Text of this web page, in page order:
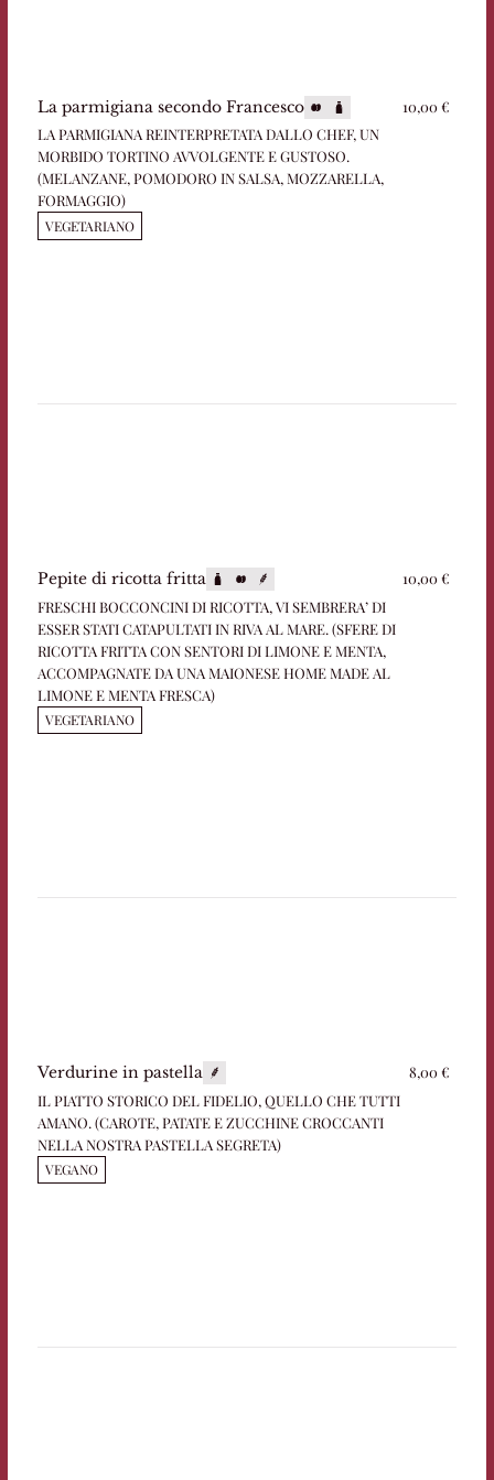
La parmigiana secondo Francesco
LA PARMIGIANA REINTERPRETATA DALLO CHEF, UN
MORBIDO TORTINO AVVOLGENTE E GUSTOSO.
(MELANZANE, POMODORO IN SALSA, MOZZARELLA,
FORMAGGIO)
VEGETARIANO
10,00 €
Pepite di ricotta fritta
FRESCHI BOCCONCINI DI RICOTTA, VI SEMBRERA’ DI
ESSER STATI CATAPULTATI IN RIVA AL MARE. (SFERE DI
RICOTTA FRITTA CON SENTORI DI LIMONE E MENTA,
ACCOMPAGNATE DA UNA MAIONESE HOME MADE AL
LIMONE E MENTA FRESCA)
VEGETARIANO
10,00 €
Verdurine in pastella
IL PIATTO STORICO DEL FIDELIO, QUELLO CHE TUTTI
AMANO. (CAROTE, PATATE E ZUCCHINE CROCCANTI
NELLA NOSTRA PASTELLA SEGRETA)
VEGANO
8,00 €